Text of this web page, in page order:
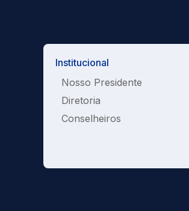
Institucional
Nosso Presidente
Diretoria
Conselheiros